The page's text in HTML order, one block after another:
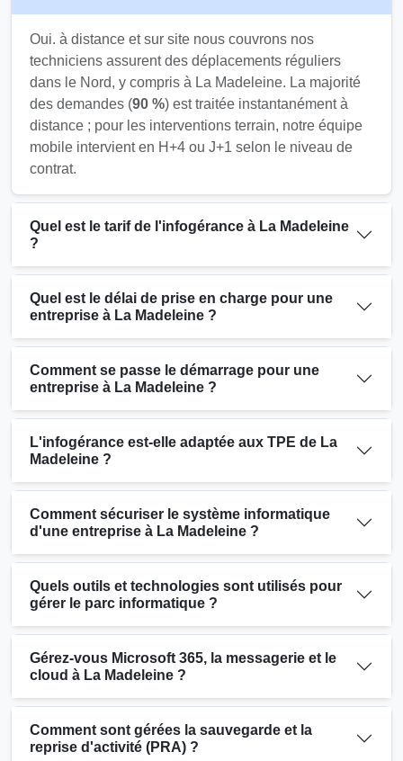
Oui. à distance et sur site nous couvrons nos
techniciens assurent des déplacements réguliers
dans le Nord, y compris à La Madeleine. La majorité
des demandes (90 %) est traitée instantanément à
distance ; pour les interventions terrain, notre équipe
mobile intervient en H+4 ou J+1 selon le niveau de
contrat.
Quel est le tarif de l'infogérance à La Madeleine
?
Quel est le délai de prise en charge pour une
entreprise à La Madeleine ?
Comment se passe le démarrage pour une
entreprise à La Madeleine ?
L'infogérance est-elle adaptée aux TPE de La
Madeleine ?
Comment sécuriser le système informatique
d'une entreprise à La Madeleine ?
Quels outils et technologies sont utilisés pour
gérer le parc informatique ?
Gérez-vous Microsoft 365, la messagerie et le
cloud à La Madeleine ?
Comment sont gérées la sauvegarde et la
reprise d'activité (PRA) ?